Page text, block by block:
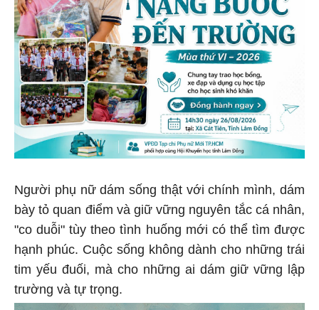
Người phụ nữ dám sống thật với chính mình, dám
bày tỏ quan điểm và giữ vững nguyên tắc cá nhân,
"co duỗi" tùy theo tình huống mới có thể tìm được
hạnh phúc. Cuộc sống không dành cho những trái
tim yếu đuối, mà cho những ai dám giữ vững lập
trường và tự trọng.